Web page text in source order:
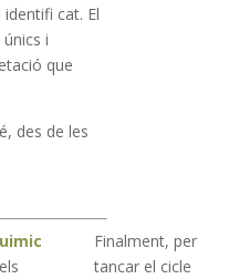
cat. El
i
que
des de les
Finalment, per
tancar el cicle